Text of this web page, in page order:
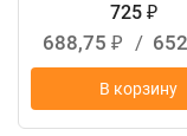
725 ₽
688,75 ₽ /
В корзину